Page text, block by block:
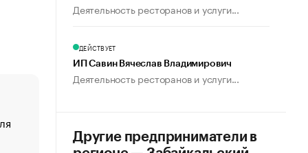
создавшей GTA
Деятельность ресторанов и услуги...
ДЕЙСТВУЕТ
ИП Савин Вячеслав Владимирович
Деятельность ресторанов и услуги...
Другие предприниматели в